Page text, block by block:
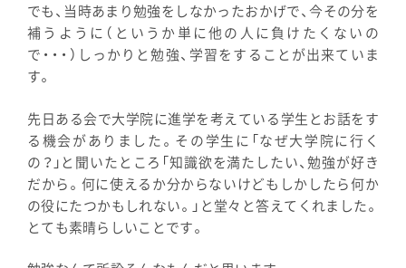
でも、当時あまり勉強をしなかったおかげで、今その分を
補うように（というか単に他の人に負けたくないの
で・・・）しっかりと勉強、学習をすることが出来ていま
す。
先日ある会で大学院に進学を考えている学生とお話をす
る機会がありました。その学生に「なぜ大学院に行く
の？」と聞いたところ「知識欲を満たしたい、勉強が好き
だから。何に使えるか分からないけどもしかしたら何か
の役にたつかもしれない。」と堂々と答えてくれました。
とても素晴らしいことです。